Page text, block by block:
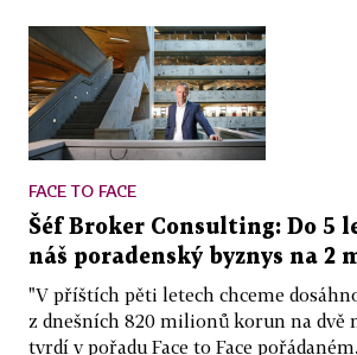
FACE TO FACE
Šéf Broker Consulting: Do 5
náš poradenský byznys na 2
"V příštích pěti letech chceme
z dnešních 820 milionů korun na dvě
tvrdí v pořadu Face to Face